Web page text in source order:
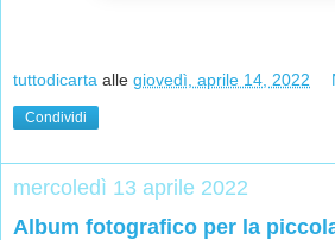
tuttodicarta alle giovedì, aprile 14, 2022
Condividi
mercoledì 13 aprile 2022
Album fotografico per la